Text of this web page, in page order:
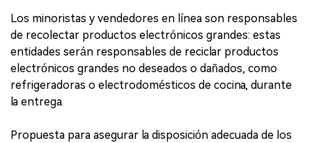
Los minoristas y vendedores en línea son responsables
de recolectar productos electrónicos grandes: estas
entidades serán responsables de reciclar productos
electrónicos grandes no deseados o dañados, como
refrigeradoras o electrodomésticos de cocina, durante
la entrega.
Propuesta para asegurar la disposición adecuada de los